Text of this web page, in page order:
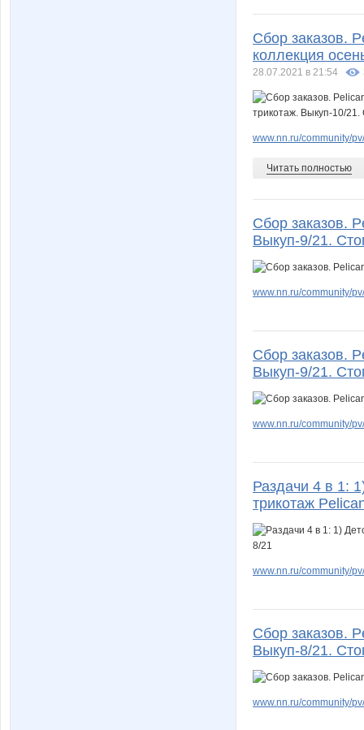
Сбор заказов.
коллекция
28.07.2021 в 21:54
www.nn.ru/community/
Читать полностью
Сбор заказов.
Выкуп-9/21.
www.nn.ru/community/
Сбор заказов.
Выкуп-9/21.
www.nn.ru/community/
Раздачи 4 в 1:
трикотаж
www.nn.ru/community/
Сбор заказов.
Выкуп-8/21.
www.nn.ru/community/